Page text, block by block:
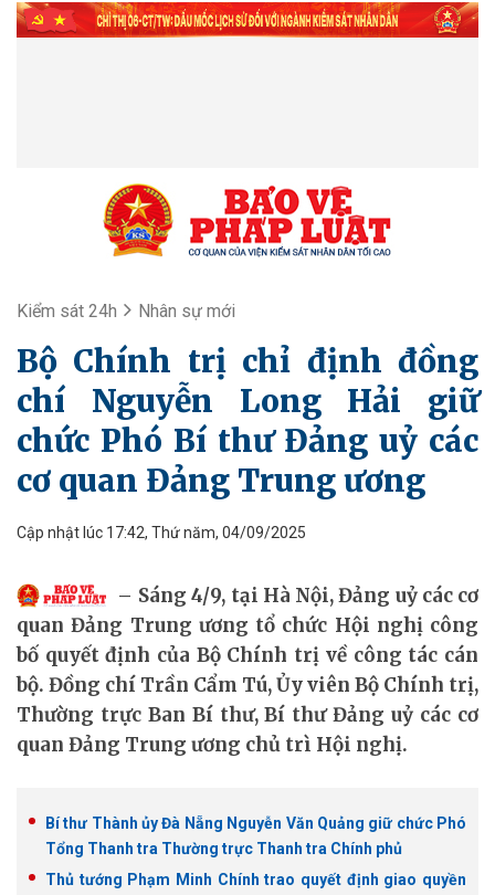
Kiểm sát 24h Nhân sự mới
Bộ Chính trị chỉ định đồng
chí Nguyễn Long Hải giữ
chức Phó Bí thư Đảng uỷ các
cơ quan Đảng Trung ương
Cập nhật lúc 17:42, Thứ năm, 04/09/2025
Sáng 4/9, tại Hà Nội, Đảng uỷ các cơ
quan Đảng Trung ương tổ chức Hội nghị công
bố quyết định của Bộ Chính trị về công tác cán
bộ. Đồng chí Trần Cẩm Tú, Ủy viên Bộ Chính trị,
Thường trực Ban Bí thư, Bí thư Đảng uỷ các cơ
quan Đảng Trung ương chủ trì Hội nghị.
Bí thư Thành ủy Đà Nẵng Nguyễn Văn Quảng giữ chức Phó
Tổng Thanh tra Thường trực Thanh tra Chính phủ
Thủ tướng Phạm Minh Chính trao quyết định giao quyền